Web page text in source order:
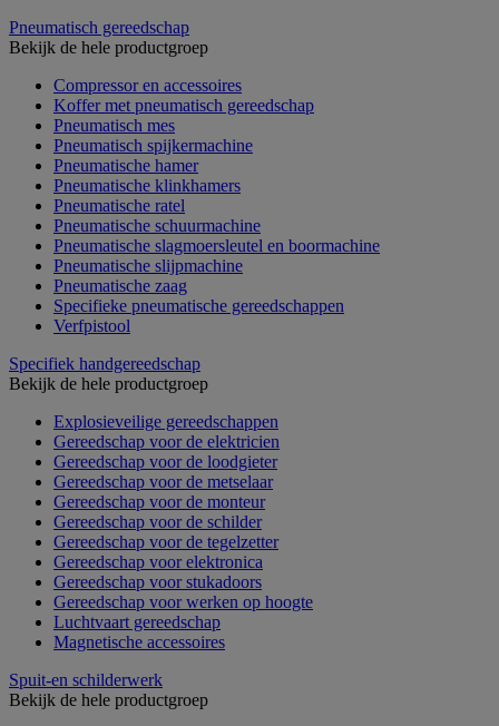
Pneumatisch gereedschap
Bekijk de hele productgroep
Compressor en accessoires
Koffer met pneumatisch gereedschap
Pneumatisch mes
Pneumatisch spijkermachine
Pneumatische hamer
Pneumatische klinkhamers
Pneumatische ratel
Pneumatische schuurmachine
Pneumatische slagmoersleutel en boormachine
Pneumatische slijpmachine
Pneumatische zaag
Specifieke pneumatische gereedschappen
Verfpistool
Specifiek handgereedschap
Bekijk de hele productgroep
Explosieveilige gereedschappen
Gereedschap voor de elektricien
Gereedschap voor de loodgieter
Gereedschap voor de metselaar
Gereedschap voor de monteur
Gereedschap voor de schilder
Gereedschap voor de tegelzetter
Gereedschap voor elektronica
Gereedschap voor stukadoors
Gereedschap voor werken op hoogte
Luchtvaart gereedschap
Magnetische accessoires
Spuit-en schilderwerk
Bekijk de hele productgroep